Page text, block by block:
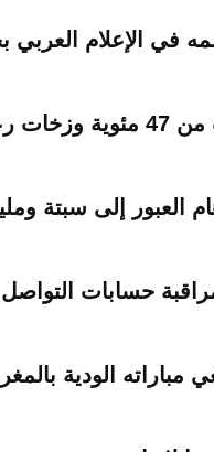
في الإعلام العربي
العبور إلى سبتة
حسابات
الودية